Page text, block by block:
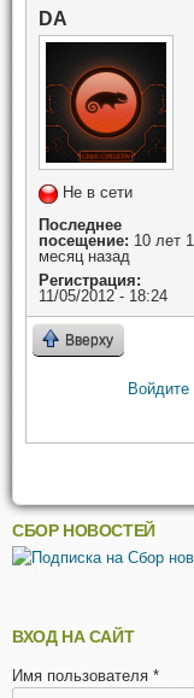
DA
Не в сети
Последнее
посещение: 10 лет 1
месяц назад
Регистрация:
11/05/2012 - 18:24
Вверху
Войдите
СБОР НОВОСТЕЙ
ВХОД НА САЙТ
Имя пользователя *